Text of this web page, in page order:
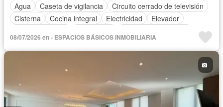
Agua
Caseta de vigilancia
Circuito cerrado de televisión
Cisterna
Cocina integral Electricidad
Elevador
Azotea
Seguridad Terraza Wifi
Permite mascotas
08/07/2026 en - ESPACIOS BÁSICOS INMOBILIARIA